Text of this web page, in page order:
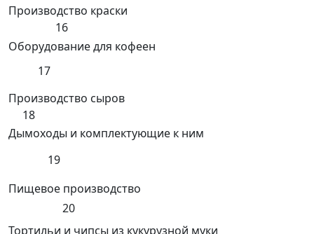
Производство краски
16
Оборудование для кофеен
17
Производство сыров
18
Дымоходы и комплектующие к ним
19
Пищевое производство
20
Тортильи и чипсы из кукурузной муки